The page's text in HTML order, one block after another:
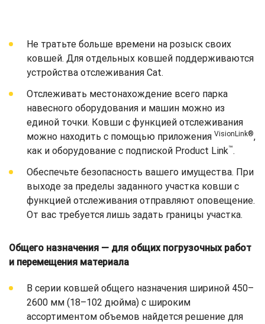
Не тратьте больше времени на розыск своих
ковшей. Для отдельных ковшей поддерживаются
устройства отслеживания Cat.
Отслеживать местонахождение всего парка
навесного оборудования и машин можно из
единой точки. Ковши с функцией отслеживания
можно находить с помощью приложения VisionLink®,
как и оборудование с подпиской Product Link™.
Обеспечьте безопасность вашего имущества. При
выходе за пределы заданного участка ковши с
функцией отслеживания отправляют оповещение.
От вас требуется лишь задать границы участка.
Общего назначения — для общих погрузочных работ
и перемещения материала
В серии ковшей общего назначения шириной 450–
2600 мм (18–102 дюйма) с широким
ассортиментом объемов найдется решение для